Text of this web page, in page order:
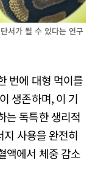
서가 될 수 있다는 연구
번에 대형 먹이를
생존하며, 이 기
는 독특한 생리적
사용을 완전히
액에서 체중 감소